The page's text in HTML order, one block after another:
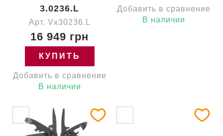
3.0236.L
Арт. Vx30236.L
16 949 грн
КУПИТЬ
Добавить в сравнение
В наличии
Добавить в сравнение
В наличии